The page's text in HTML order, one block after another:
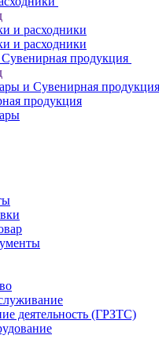
и расходники
и расходники
продукция
и Сувенирная продукция
продукция
деятельность (ГРЗТС)